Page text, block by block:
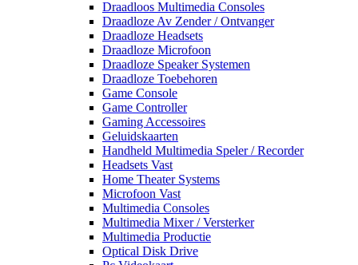
Draadloos Multimedia Consoles
Draadloze Av Zender / Ontvanger
Draadloze Headsets
Draadloze Microfoon
Draadloze Speaker Systemen
Draadloze Toebehoren
Game Console
Game Controller
Gaming Accessoires
Geluidskaarten
Handheld Multimedia Speler / Recorder
Headsets Vast
Home Theater Systems
Microfoon Vast
Multimedia Consoles
Multimedia Mixer / Versterker
Multimedia Productie
Optical Disk Drive